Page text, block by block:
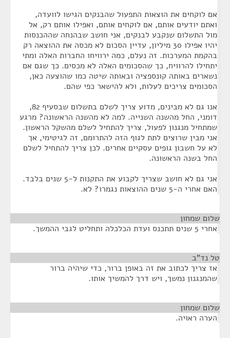
אם לוקחים את הוצאות התפעול שהבנקים הגישו לוועדה,
ואתם יודעים אותם, אם לוקחים אותם, ואפילו אותם רק, אל
מול התשלום שנקבע לבנקים, אני חושב שבהנחה שההכנסות
יהיו אפילו 30 מיליון, עדיין הסכום לא מכסה את ההוצאה רק
בהקמת המערכות. זה נעלם, כמה ירוויחו החברות האלה ומתי
יתחילו להרוויח, כך שהסכומים האלה לא מכסים. כך שגם אם
נשארים באותה קונספציה ובאותה שיטה כמו שהוצעה כאן,
הסכומים צריכים לעלות, ולא להישאר כפי שהם.
אנו גם לא מבינים, מדוע צריך לשלם בתשלום שבסעיף 82,
דומני, החל מהשנה השנייה. למה לא מהשנה הראשונה? מרגע
שמתחיל מנגנון לפעול, צריך להתחיל לשלם מהשקל הראשון.
אני מבין שרוצים לתת לגוף הזה להתרומם, זה לגיטימי, אך
לא על חשבון גופים עסקיים אחרים. לכן צריך להתחיל לשלם
החל בשנה הראשונה.
אני גם לא חושב שצריך לקבוע את התקנות ל-5 שנים בלבד.
האם אחרי ה-5 שנים ההוצאות נגמרו? לא.
שלום שמחון
אחרי 5 שנים תתכנס ועדת הכלכלה ותחליט לגבי ההמשך.
טל נד"ב
אז צריך לכתוב את זה באופן ברור, כדי שיהיה ברור
שהמנגנון נמשך, ויש דרך להמשיך אותו.
שלום שמחון
הערה ראויה.